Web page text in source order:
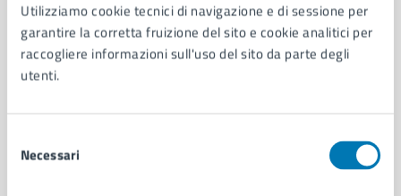
Utilizziamo cookie tecnici di navigazione e di sessione per
garantire la corretta fruizione del sito e cookie analitici per
raccogliere informazioni sull'uso del sito da parte degli
utenti.
delNecessari
AMMINISTRAZIONE
Aree amministrative
Uffici